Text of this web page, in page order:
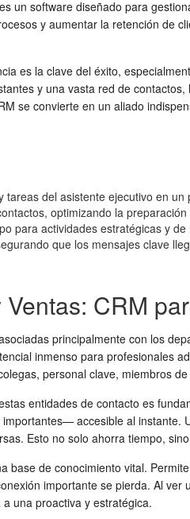
es un software diseñado para
y aumentar la retención de
es la clave del éxito,
y una vasta red de
se convierte en un aliado
del asistente ejecutivo en
optimizando la
para actividades estratégicas y de
que los mensajes clave
CRM
principalmente con los
inmenso para profesionales
personal clave, miembros
entidades de contacto es
accesible al
Esto no solo ahorra tiempo,
base de conocimiento vital.
importante se pierda. Al
una proactiva y estratégica.